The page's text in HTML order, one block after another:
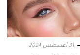
31 أغسطس 2024